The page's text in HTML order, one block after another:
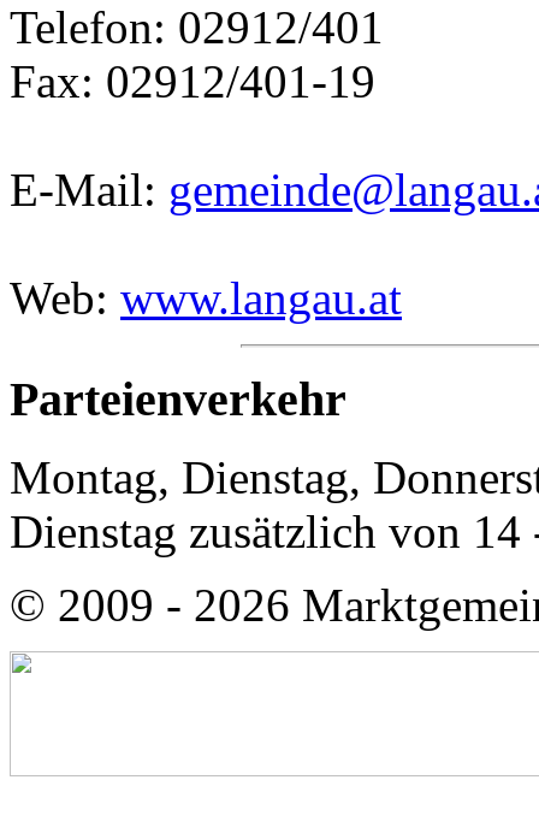
Telefon: 02912/401
Fax: 02912/401-19
E-Mail:
Web: www.langau.at
Parteienverkehr
Montag, Dienstag,
Dienstag zusätzlich von
© 2009 - 2026